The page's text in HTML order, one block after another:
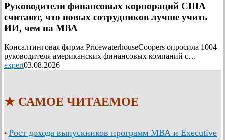
Руководители финансовых корпораций США
считают, что новых сотрудников лучше учить
ИИ, чем на МВА
Консалтинговая фирма PricewaterhouseCoopers опросила 1004
руководителя американских финансовых компаний с…
expert03.08.2026
★ САМОЕ ЧИТАЕМОЕ
• Рост дохода выпускников программ МВА и Executive